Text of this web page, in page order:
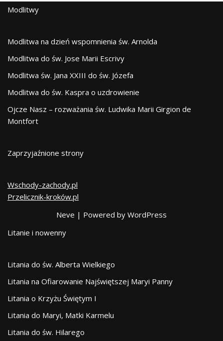
Modlitwy
Modlitwa na dzień wspomnienia św. Arnolda
Modlitwa do św. Jose Marii Escrivy
Modlitwa św. Jana XXIII do św. Józefa
Modlitwa do św. Kaspra o uzdrowienie
Ojcze Nasz – rozważania św. Ludwika Marii Girgion de
Montfort
Zaprzyjaźnione strony
Wschody-zachody.pl
Przelicznik-kroków.pl
Neve | Powered by WordPress
Litanie i nowenny
Litania do św. Alberta Wielkiego
Litania na Ofiarowanie Najświętszej Maryi Panny
Litania o Krzyżu Świętym I
Litania do Maryi, Matki Karmelu
Litania do św. Hilarego